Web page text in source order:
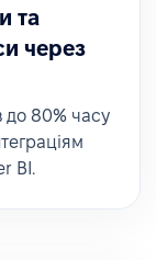
та
через
до 80% часу
BI.